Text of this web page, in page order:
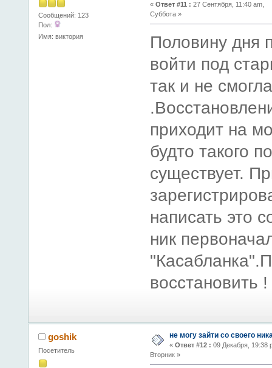
Сообщений: 123
Пол:
Имя: виктория
« Ответ #11 : 27 Сентября, 11:40 am,
Суббота »
Половину дня
войти под
так и не смогла
приходит на
будто такого
существует.
написать это
ник
восстановить !
goshik
Посетитель
не могу зайти со своего
« Ответ #12 : 09 Декабря, 19:38
Вторник »